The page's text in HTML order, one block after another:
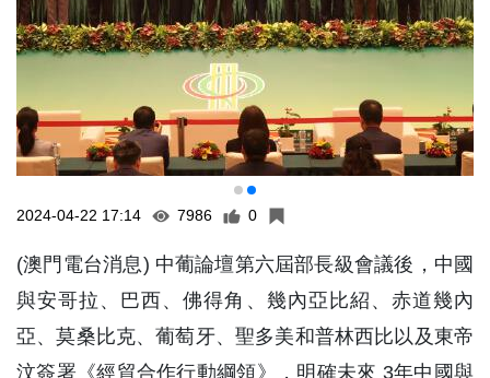
2024-04-22 17:14 7986 0
(澳門電台消息) 中葡論壇第六屆部長級會議後，中國
與安哥拉、巴西、佛得角、幾內亞比紹、赤道幾內
亞、莫桑比克、葡萄牙、聖多美和普林西比以及東帝
汶簽署《經貿合作行動綱領》，明確未來 3年中國與